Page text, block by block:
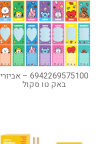
6942269575100 – אביזרי
באק טו סקול